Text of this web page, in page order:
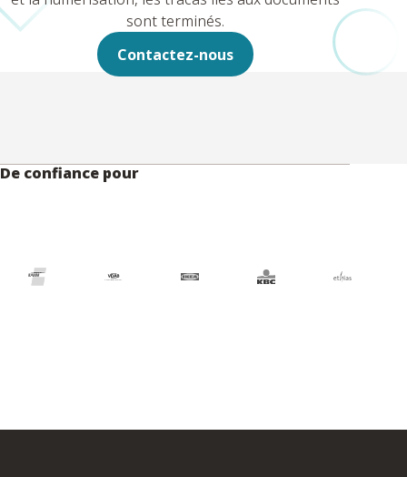
sont terminés.
Contactez-nous
De confiance pour